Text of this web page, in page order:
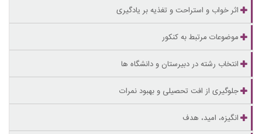
اثر خواب و استراحت و تغذیه بر یادگیری
موضوعات مرتبط به کنکور
انتخاب رشته در دبیرستان و دانشگاه ها
جلوگیری از افت تحصیلی و بهبود نمرات
انگیزه، امید، هدف